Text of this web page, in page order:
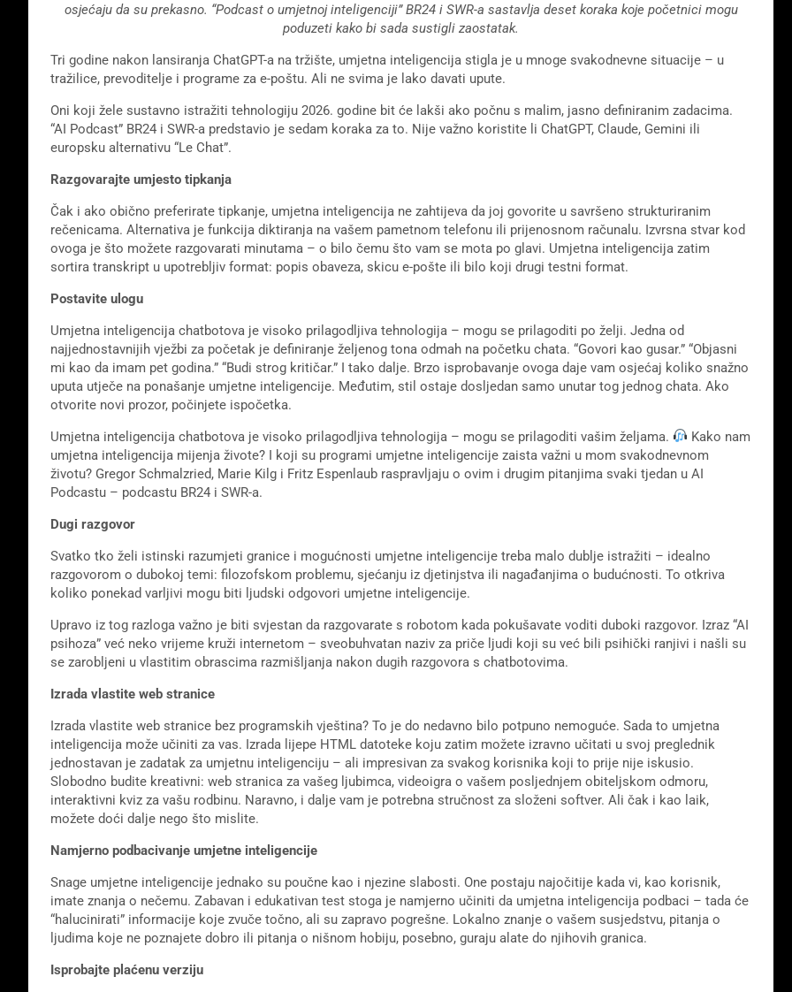
osjećaju da su prekasno. “Podcast o umjetnoj inteligenciji” BR24 i SWR-a sastavlja deset koraka koje početnici mogu
poduzeti kako bi sada sustigli zaostatak.
Tri godine nakon lansiranja ChatGPT-a na tržište, umjetna inteligencija stigla je u mnoge svakodnevne situacije – u
tražilice, prevoditelje i programe za e-poštu. Ali ne svima je lako davati upute.
Oni koji žele sustavno istražiti tehnologiju 2026. godine bit će lakši ako počnu s malim, jasno definiranim zadacima.
“AI Podcast” BR24 i SWR-a predstavio je sedam koraka za to. Nije važno koristite li ChatGPT, Claude, Gemini ili
europsku alternativu “Le Chat”.
Razgovarajte umjesto tipkanja
Čak i ako obično preferirate tipkanje, umjetna inteligencija ne zahtijeva da joj govorite u savršeno strukturiranim
rečenicama. Alternativa je funkcija diktiranja na vašem pametnom telefonu ili prijenosnom računalu. Izvrsna stvar kod
ovoga je što možete razgovarati minutama – o bilo čemu što vam se mota po glavi. Umjetna inteligencija zatim
sortira transkript u upotrebljiv format: popis obaveza, skicu e-pošte ili bilo koji drugi testni format.
Postavite ulogu
Umjetna inteligencija chatbotova je visoko prilagodljiva tehnologija – mogu se prilagoditi po želji. Jedna od
najjednostavnijih vježbi za početak je definiranje željenog tona odmah na početku chata. “Govori kao gusar.” “Objasni
mi kao da imam pet godina.” “Budi strog kritičar.” I tako dalje. Brzo isprobavanje ovoga daje vam osjećaj koliko snažno
uputa utječe na ponašanje umjetne inteligencije. Međutim, stil ostaje dosljedan samo unutar tog jednog chata. Ako
otvorite novi prozor, počinjete ispočetka.
Umjetna inteligencija chatbotova je visoko prilagodljiva tehnologija – mogu se prilagoditi vašim željama.
Kako nam
umjetna inteligencija mijenja živote? I koji su programi umjetne inteligencije zaista važni u mom svakodnevnom
životu? Gregor Schmalzried, Marie Kilg i Fritz Espenlaub raspravljaju o ovim i drugim pitanjima svaki tjedan u AI
Podcastu – podcastu BR24 i SWR-a.
Dugi razgovor
Svatko tko želi istinski razumjeti granice i mogućnosti umjetne inteligencije treba malo dublje istražiti – idealno
razgovorom o dubokoj temi: filozofskom problemu, sjećanju iz djetinjstva ili nagađanjima o budućnosti. To otkriva
koliko ponekad varljivi mogu biti ljudski odgovori umjetne inteligencije.
Upravo iz tog razloga važno je biti svjestan da razgovarate s robotom kada pokušavate voditi duboki razgovor. Izraz “AI
psihoza” već neko vrijeme kruži internetom – sveobuhvatan naziv za priče ljudi koji su već bili psihički ranjivi i našli su
se zarobljeni u vlastitim obrascima razmišljanja nakon dugih razgovora s chatbotovima.
Izrada vlastite web stranice
Izrada vlastite web stranice bez programskih vještina? To je do nedavno bilo potpuno nemoguće. Sada to umjetna
inteligencija može učiniti za vas. Izrada lijepe HTML datoteke koju zatim možete izravno učitati u svoj preglednik
jednostavan je zadatak za umjetnu inteligenciju – ali impresivan za svakog korisnika koji to prije nije iskusio.
Slobodno budite kreativni: web stranica za vašeg ljubimca, videoigra o vašem posljednjem obiteljskom odmoru,
interaktivni kviz za vašu rodbinu. Naravno, i dalje vam je potrebna stručnost za složeni softver. Ali čak i kao laik,
možete doći dalje nego što mislite.
Namjerno podbacivanje umjetne inteligencije
Snage umjetne inteligencije jednako su poučne kao i njezine slabosti. One postaju najočitije kada vi, kao korisnik,
imate znanja o nečemu. Zabavan i edukativan test stoga je namjerno učiniti da umjetna inteligencija podbaci – tada će
“halucinirati” informacije koje zvuče točno, ali su zapravo pogrešne. Lokalno znanje o vašem susjedstvu, pitanja o
ljudima koje ne poznajete dobro ili pitanja o nišnom hobiju, posebno, guraju alate do njihovih granica.
Isprobajte plaćenu verziju